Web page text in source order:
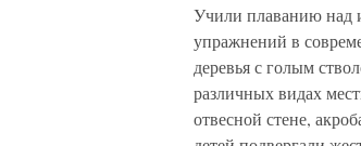
Учили плаванию над
упражнений в
деревья с голым
различных видах
отвесной стене,